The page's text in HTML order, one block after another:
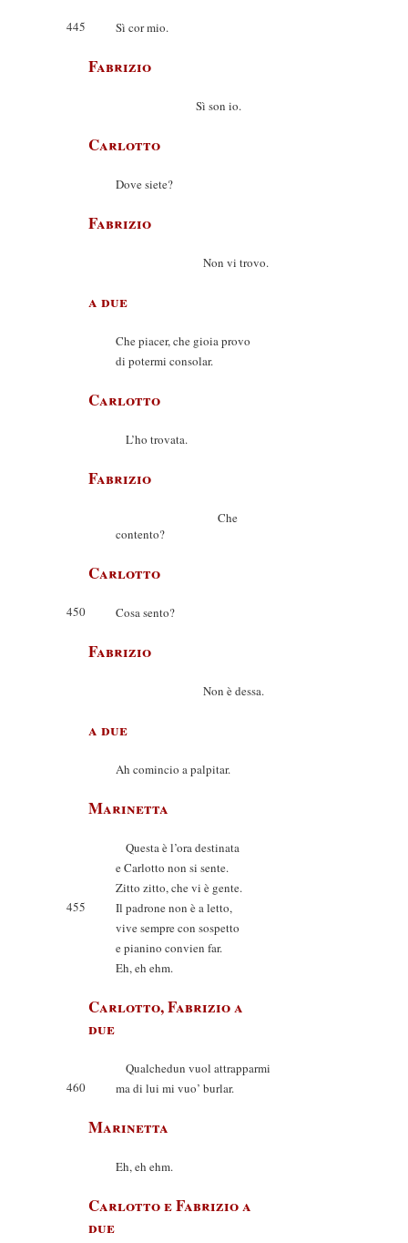
445 Sì cor mio.
Fabrizio
Sì son io.
Carlotto
Dove siete?
Fabrizio
Non vi trovo.
a due
Che piacer, che gioia provo
di potermi consolar.
Carlotto
L’ho trovata.
Fabrizio
Che
contento?
Carlotto
450 Cosa sento?
Fabrizio
Non è dessa.
a due
Ah comincio a palpitar.
Marinetta
Questa è l’ora destinata
e Carlotto non si sente.
Zitto zitto, che vi è gente.
455
Il padrone non è a letto,
vive sempre con sospetto
e pianino convien far.
Eh, eh ehm.
Carlotto, Fabrizio a
due
Qualchedun vuol attrapparmi
460
ma di lui mi vuo’ burlar.
Marinetta
Eh, eh ehm.
Carlotto e Fabrizio a
due